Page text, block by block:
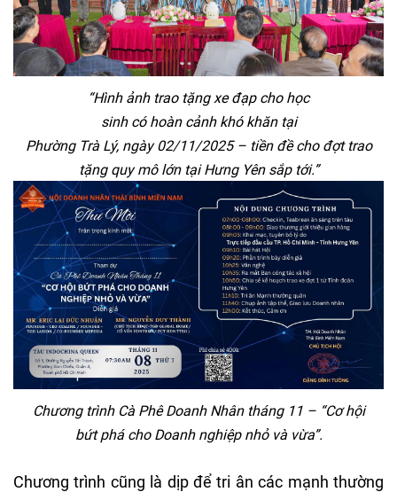
“Hình ảnh trao tặng xeđạp cho học
sinh có hoàncảnh khó khăntại
Phường Trà Lý, ngày02/11/2025 – tiền đề cho đợt trao
tặng quymôlớn tại Hưng Yênsắp tới.”
Chương trình Cà Phê Doanh Nhân tháng11 – “Cơhội
bứtphá cho Doanhnghiệp nhỏ vàvừa”.
Chươngtrình cũng à dịpđể tri ân các mạnh thường